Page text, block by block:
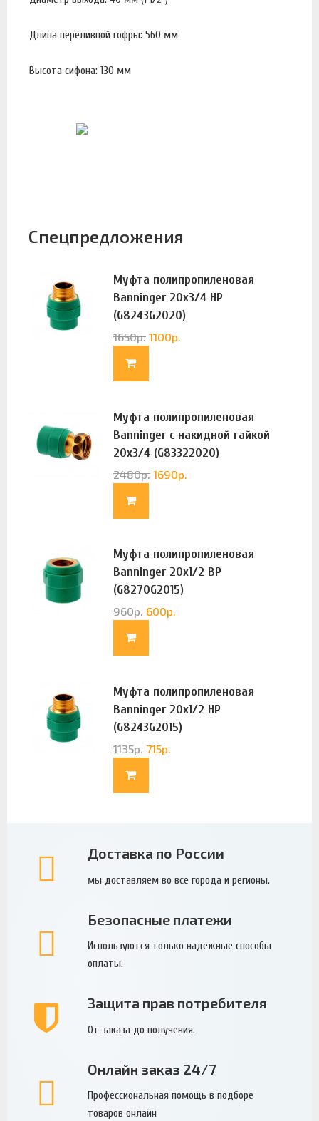
Длина переливной гофры: 560 мм
Высота сифона: 130 мм
Спецпредложения
Муфта полипропиленовая
Banninger 20х3/4 НР
(G8243G2020)
1650р. 1100р.
Муфта полипропиленовая
Banninger с накидной гайкой
20х3/4 (G83322020)
2480р. 1690р.
Муфта полипропиленовая
Banninger 20х1/2 ВР
(G8270G2015)
960р. 600р.
Муфта полипропиленовая
Banninger 20х1/2 НР
(G8243G2015)
1135р. 715р.
Доставка по России
мы доставляем во все города и регионы.
Безопасные платежи
Используются только надежные способы
оплаты.
Защита прав потребителя
От заказа до получения.
Онлайн заказ 24/7
Профессиональная помощь в подборе
товаров онлайн